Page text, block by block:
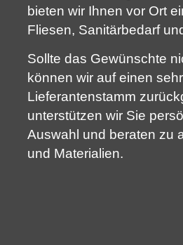
bieten wir Ihnen vor Ort
Fliesen, Sanitärbedarf
Sollte das Gewünschte
können wir auf einen
Lieferantenstamm
unterstützen wir Sie
Auswahl und beraten zu
und Materialien.